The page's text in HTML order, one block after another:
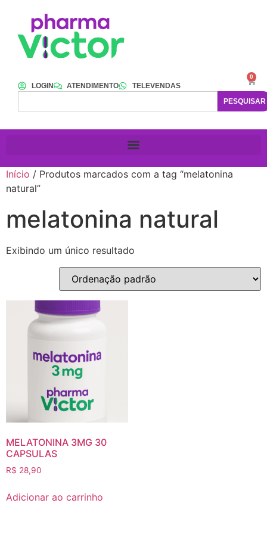
LOGIN ATENDIMENTO
TELEVENDAS
PESQUISAR
0
Início / Produtos marcados com a tag “melatonina
natural”
melatonina natural
Exibindo um único resultado
MELATONINA 3MG 30
CAPSULAS
R$ 28,90
Adicionar ao carrinho